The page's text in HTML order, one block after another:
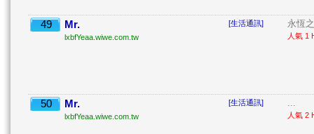
49 Mr.
lxbfYeaa.wiwe.com.tw
[生活通訊] 永恆
人氣 1
50 Mr.
lxbfYeaa.wiwe.com.tw
[生活通訊] ...
人氣 2